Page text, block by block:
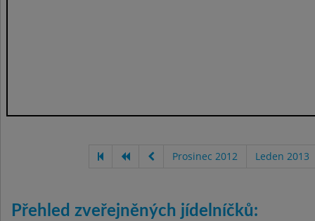
Prosinec 2012 Leden 2013
Přehled zveřejněných jídelníčků: